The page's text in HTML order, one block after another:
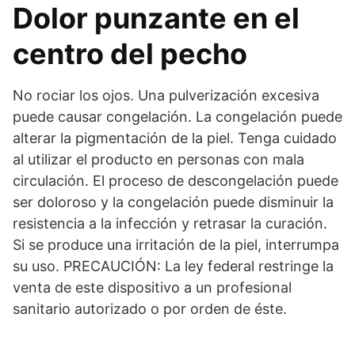
Dolor punzante en el
centro del pecho
No rociar los ojos. Una pulverización excesiva
puede causar congelación. La congelación puede
alterar la pigmentación de la piel. Tenga cuidado
al utilizar el producto en personas con mala
circulación. El proceso de descongelación puede
ser doloroso y la congelación puede disminuir la
resistencia a la infección y retrasar la curación.
Si se produce una irritación de la piel, interrumpa
su uso. PRECAUCIÓN: La ley federal restringe la
venta de este dispositivo a un profesional
sanitario autorizado o por orden de éste.